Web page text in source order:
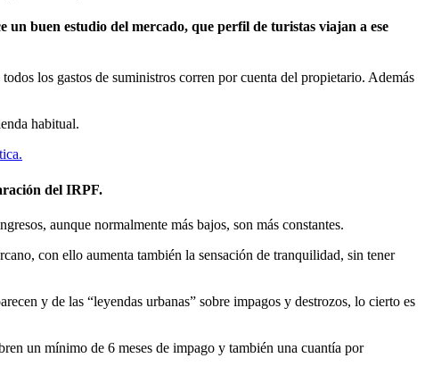
un buen estudio del mercado, que perfil de turistas viajan a ese
los gastos de suministros corren por cuenta del propietario. Además
habitual.
del IRPF.
aunque normalmente más bajos, son más constantes.
con ello aumenta también la sensación de tranquilidad, sin tener
y de las “leyendas urbanas” sobre impagos y destrozos, lo cierto es
un mínimo de 6 meses de impago y también una cuantía por